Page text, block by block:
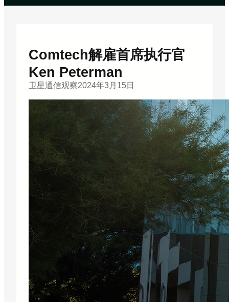
Comtech解雇首席执行官
Ken Peterman
卫星通信观察2024年3月15日